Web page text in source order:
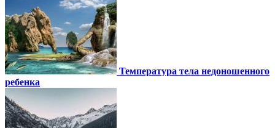
Температура тела недоношенного
ребенка